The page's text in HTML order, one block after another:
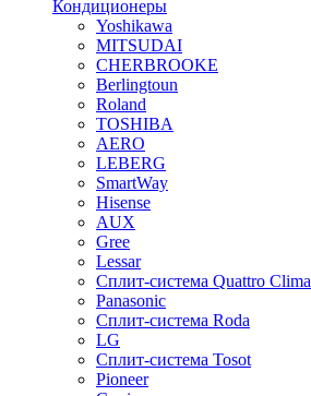
Кондиционеры
Yoshikawa
MITSUDAI
CHERBROOKE
Berlingtoun
Roland
TOSHIBA
AERO
LEBERG
SmartWay
Hisense
AUX
Gree
Lessar
Сплит-система Quattro Clima
Panasonic
Сплит-система Roda
LG
Сплит-система Tosot
Pioneer